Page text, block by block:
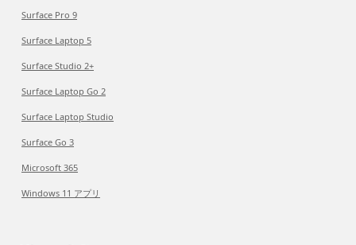
Surface Pro 9
Surface Laptop 5
Surface Studio 2+
Surface Laptop Go 2
Surface Laptop Studio
Surface Go 3
Microsoft 365
Windows 11 アプリ